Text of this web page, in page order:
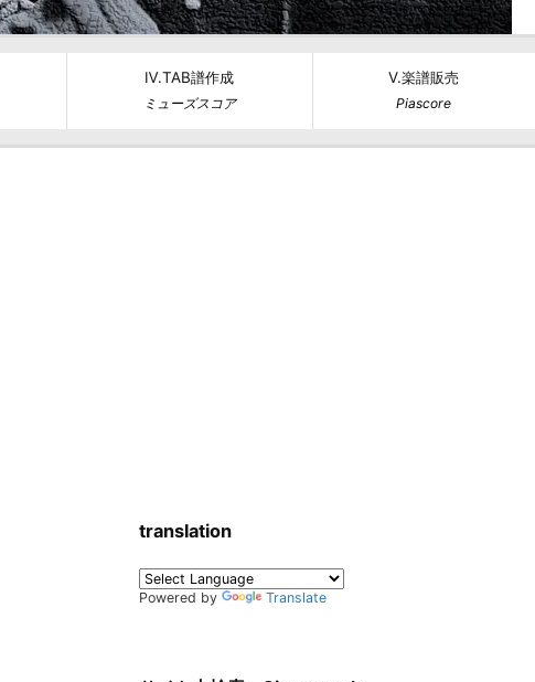
Ⅳ.TAB譜作成
ミューズスコア
Ⅴ.楽譜販売
Piascore
translation
Powered by Translate